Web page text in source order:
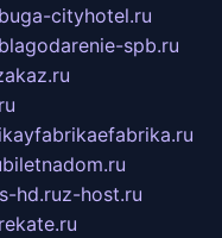
cityhotel.ru
blagodarenie-spb.ru
biletnadom.ru
hd.ruz-host.ru